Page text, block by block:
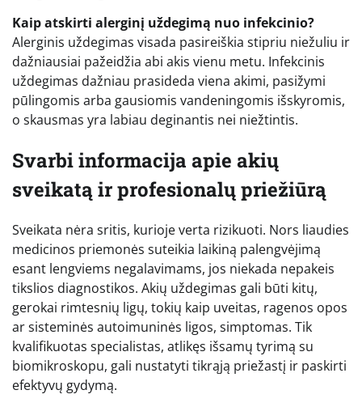
Kaip atskirti alerginį uždegimą nuo infekcinio?
Alerginis uždegimas visada pasireiškia stipriu niežuliu ir
dažniausiai pažeidžia abi akis vienu metu. Infekcinis
uždegimas dažniau prasideda viena akimi, pasižymi
pūlingomis arba gausiomis vandeningomis išskyromis,
o skausmas yra labiau deginantis nei niežtintis.
Svarbi informacija apie akių
sveikatą ir profesionalų priežiūrą
Sveikata nėra sritis, kurioje verta rizikuoti. Nors liaudies
medicinos priemonės suteikia laikiną palengvėjimą
esant lengviems negalavimams, jos niekada nepakeis
tikslios diagnostikos. Akių uždegimas gali būti kitų,
gerokai rimtesnių ligų, tokių kaip uveitas, ragenos opos
ar sisteminės autoimuninės ligos, simptomas. Tik
kvalifikuotas specialistas, atlikęs išsamų tyrimą su
biomikroskopu, gali nustatyti tikrąją priežastį ir paskirti
efektyvų gydymą.